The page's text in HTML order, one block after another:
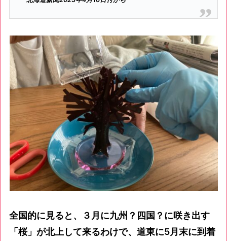
全国的に見ると、３月に九州？四国？に咲き出す
「桜」が北上して来るわけで、道東に5月末に到着